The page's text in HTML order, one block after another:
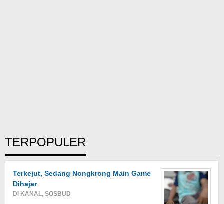
TERPOPULER
Terkejut, Sedang Nongkrong Main Game
Dihajar
Di KANAL, SOSBUD